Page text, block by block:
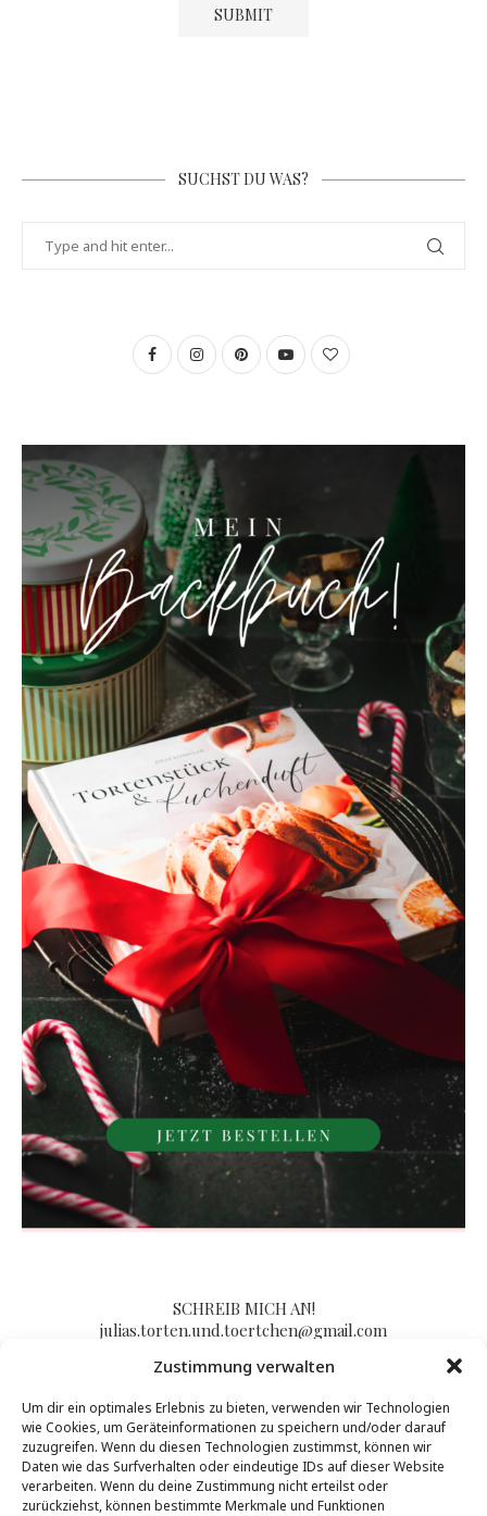
Zustimmung verwalten
Um dir ein optimales Erlebnis zu bieten, verwenden wir Technologien
wie Cookies, um Geräteinformationen zu speichern und/oder darauf
zuzugreifen. Wenn du diesen Technologien zustimmst, können wir
Daten wie das Surfverhalten oder eindeutige IDs auf dieser Website
verarbeiten. Wenn du deine Zustimmung nicht erteilst oder
zurückziehst, können bestimmte Merkmale und Funktionen
SUCHST DU WAS?
SCHREIB MICH AN!
julias.torten.und.toertchen@gmail.com
Impressum/Kontakt & Datenschutzerklärung